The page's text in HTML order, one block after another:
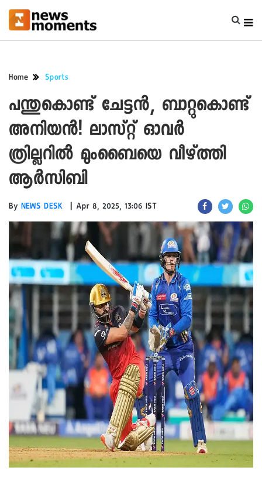
Home Sports
പന്തുകൊണ്ട് ചേട്ടൻ, ബാറ്റുകൊണ്ട്
അനിയൻ! ലാസ്റ്റ് ഓവര്‍
ത്രില്ലറിൽ മുംബൈയെ വീഴ്ത്തി
ആര്‍സിബി
By NEWS DESK | Apr 8, 2025, 13:06 IST